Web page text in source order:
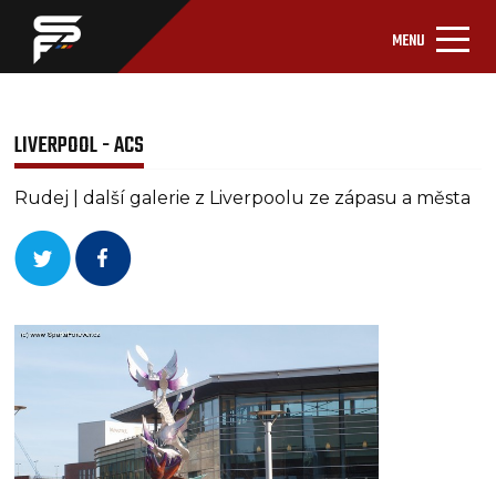
MENU
LIVERPOOL - ACS
Rudej | další galerie z Liverpoolu ze zápasu a města